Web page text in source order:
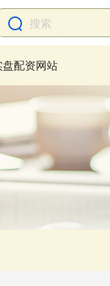
盘配资网站